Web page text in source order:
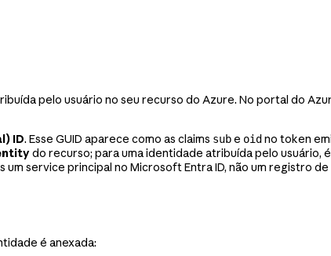
pelo usuário no seu recurso do Azure. No portal do
ID. Esse GUID aparece como as claims sube oid no token
do recurso; para uma identidade atribuída pelo usuário,
service principal no Microsoft Entra ID, não um registro
é anexada: